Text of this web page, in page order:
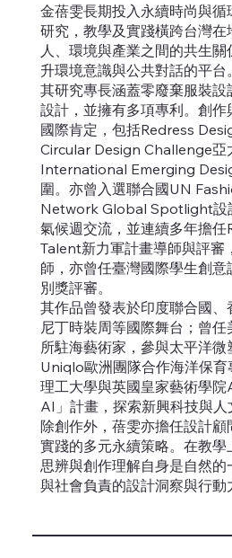
金蓓雯長期投入永續時尚與
研究，教學及實踐橫跨台灣在
人、環境與產業之間的共生
升環境意識與公共對話的平台。
其研究專長涵蓋零廢棄服裝
設計，並擁有多項專利。創
國際肯定，包括Redress
Circular Design Challenge亞
International Emerging
圍。亦曾入選聯合國UN
Network Global Spotlight設
氣候週交流，並連續多年擔任
Talent新力軍計畫導師與評審
師，亦曾任臺灣國際學生創
別獎評審。
其作品曾發表於印度聯合國、
尼丁時裝周等國際舞台；曾
所駐海藝術家，參與太平洋
Uniqlo歐洲團隊合作海洋保育
理工大學與英國皇家藝術學
AI」計畫，探索新興科技與人
除創作外，蓓雯亦擔任設計
實踐的多元永續策略。在教學
思辨與創作理解自身是自然
與社會負責的設計洞察與行動